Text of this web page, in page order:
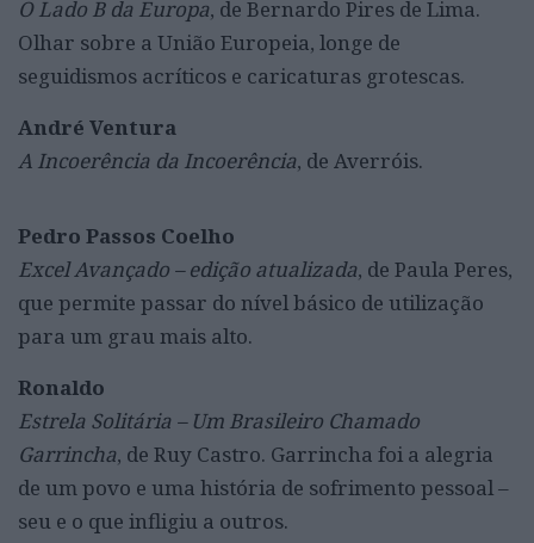
O Lado B da Europa, de Bernardo Pires de Lima.
Olhar sobre a União Europeia, longe de
seguidismos acríticos e caricaturas grotescas.
André Ventura
A Incoerência da Incoerência, de Averróis.
Pedro Passos Coelho
Excel Avançado – edição atualizada, de Paula Peres,
que permite passar do nível básico de utilização
para um grau mais alto.
Ronaldo
Estrela Solitária – Um Brasileiro Chamado
Garrincha, de Ruy Castro. Garrincha foi a alegria
de um povo e uma história de sofrimento pessoal –
seu e o que infligiu a outros.